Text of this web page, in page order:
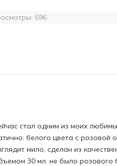
696
стал одним из моих
белого цвета с розовой
мило, сделан из
30 мл. не было